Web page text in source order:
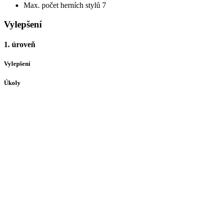
Max. počet herních stylů 7
Vylepšení
1. úroveň
Vylepšení
Úkoly